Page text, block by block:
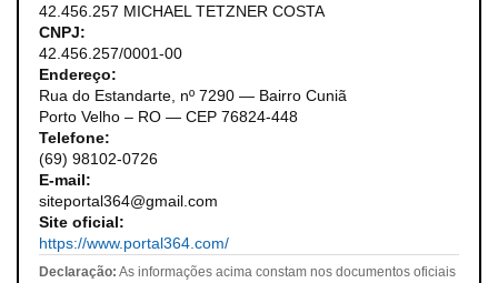
42.456.257 MICHAEL TETZNER COSTA
CNPJ:
42.456.257/0001-00
Endereço:
Rua do Estandarte, nº 7290 — Bairro Cuniã
Porto Velho – RO — CEP 76824-448
Telefone:
(69) 98102-0726
E-mail:
siteportal364@gmail.com
Site oficial:
https://www.portal364.com/
Declaração: As informações acima constam nos documentos oficiais